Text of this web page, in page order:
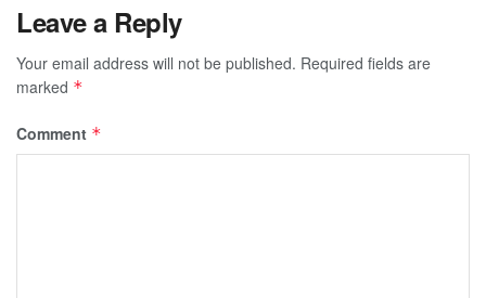
Leave a Reply
Your email address will not be published. Required fields are
marked *
Comment *